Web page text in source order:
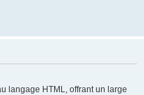
langage HTML, offrant un large